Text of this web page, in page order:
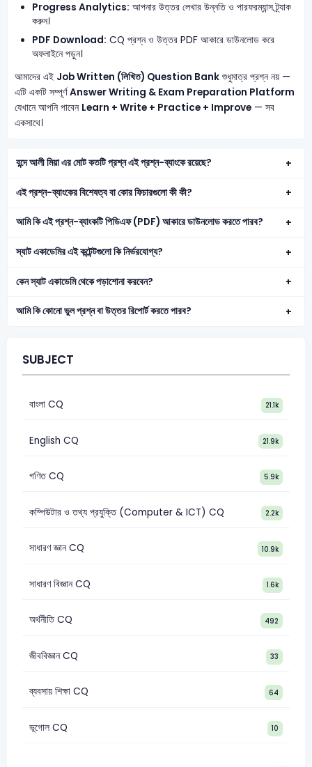
Progress Analytics: আপনার উত্তর লেখার উন্নতি ও পারফরম্যান্স ট্র্যাক
করুন।
PDF Download: CQ প্রশ্ন ও উত্তর PDF আকারে ডাউনলোড করে
অফলাইনে পড়ুন।
আমাদের এই Job Written (লিখিত) Question Bankশুধুমাত্র প্রশ্ন নয় —
এটি একটি সম্পূর্ণAnswer Writing & Exam Preparation Platform
যেখানে আপনি পাবেন Learn + Write + Practice + Improve— সব
একসাথে।
বন্দে আলী মিয়া এর মোট কতটি প্রশ্ন এই প্রশ্ন-ব্যাংকে রয়েছে?
এই প্রশ্ন-ব্যাংকের বিশেষত্ব বা কোর ফিচারগুলো কী কী?
আমি কি এই প্রশ্ন-ব্যাংকটি পিডিএফ (PDF) আকারে ডাউনলোড করতে পারব?
স্যাট একাডেমির এই কন্টেন্টগুলো কি নির্ভরযোগ্য?
কেন স্যাট একাডেমি থেকে পড়াশোনা করবেন?
আমি কি কোনো ভুল প্রশ্ন বা উত্তর রিপোর্ট করতে পারব?
SUBJECT
বাংলা CQ 21.1k
English CQ 21.9k
গণিত CQ 5.9k
কম্পিউটার ও তথ্য প্রযুক্তি (Computer & ICT) CQ 2.2k
সাধারণ জ্ঞান CQ 10.9k
সাধারণ বিজ্ঞান CQ 1.6k
অর্থনীতি CQ 492
জীববিজ্ঞান CQ 33
ব্যবসায় শিক্ষা CQ 64
ভূগোল CQ 10